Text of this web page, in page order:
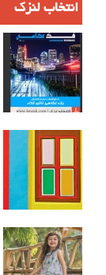
انتخاب لنزک